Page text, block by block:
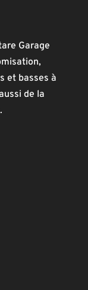
Garage
et basses à
de la